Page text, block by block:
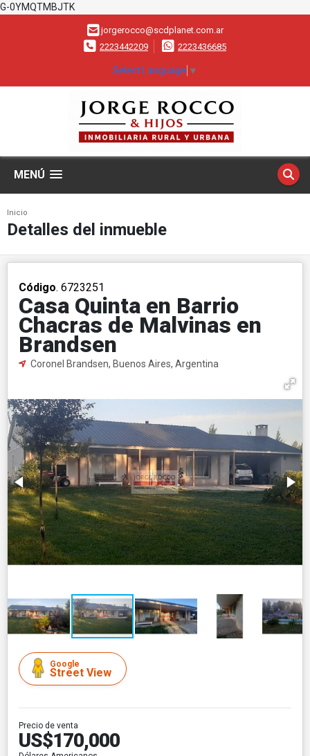
G-0YMQTMBJTK
jorgerocco@scdplanet.com.ar
2223442209
2223436685
Select Language ▼
MENÚ
Inicio
Detalles del inmueble
Código. 6723251
Casa Quinta en Barrio
Chacras de Malvinas en
Brandsen
Coronel Brandsen, Buenos Aires, Argentina
Google
Street View
Precio de venta
US$170,000